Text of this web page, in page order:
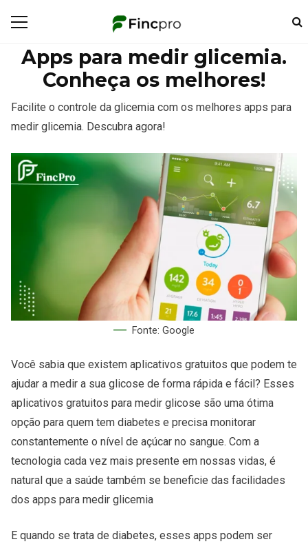
Apps para medir glicemia.
Conheça os melhores!
Facilite o controle da glicemia com os melhores apps para
medir glicemia. Descubra agora!
Fonte: Google
Você sabia que existem aplicativos gratuitos que podem te
ajudar a medir a sua glicose de forma rápida e fácil? Esses
aplicativos gratuitos para medir glicose são uma ótima
opção para quem tem diabetes e precisa monitorar
constantemente o nível de açúcar no sangue. Com a
tecnologia cada vez mais presente em nossas vidas, é
natural que a saúde também se beneficie das facilidades
dos apps para medir glicemia
E quando se trata de diabetes, esses apps podem ser